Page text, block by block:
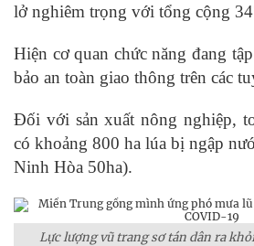
lở nghiêm trọng với tổng cộng
Hiện cơ quan chức năng đang
bảo an toàn giao thông trên các
Đối với sản xuất nông nghiệp,
có khoảng 800 ha lúa bị ngập
Ninh Hòa 50ha).
Lực lượng vũ trang sơ tán dân ra